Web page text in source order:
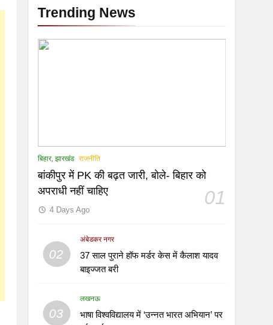
Trending News
बिहार, झारखंड राजनीति
बांकीपुर में PK की बढ़त जारी, बोले- बिहार को
अपराधी नहीं चाहिए
01
4 Days Ago
02
अंबेडकर नगर
37 साल पुराने हॉफ मर्डर केस में कैलाश यादव
बाइज्जत बरी
03
लखनऊ
भाषा विश्वविद्यालय में ‘उन्नत भारत अभियान’ पर